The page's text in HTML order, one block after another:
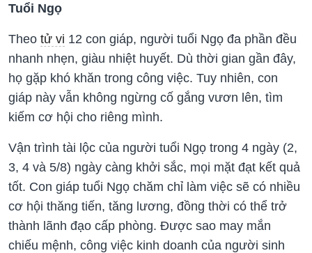
Tuổi Ngọ
Theo tử vi 12 con giáp, người tuổi Ngọ đa phần đều
nhanh nhẹn, giàu nhiệt huyết. Dù thời gian gần đây,
họ gặp khó khăn trong công việc. Tuy nhiên, con
giáp này vẫn không ngừng cố gắng vươn lên, tìm
kiếm cơ hội cho riêng mình.
Vận trình tài lộc của người tuổi Ngọ trong 4 ngày (2,
3, 4 và 5/8) ngày càng khởi sắc, mọi mặt đạt kết quả
tốt. Con giáp tuổi Ngọ chăm chỉ làm việc sẽ có nhiều
cơ hội thăng tiến, tăng lương, đồng thời có thể trở
thành lãnh đạo cấp phòng. Được sao may mắn
chiếu mệnh, công việc kinh doanh của người sinh